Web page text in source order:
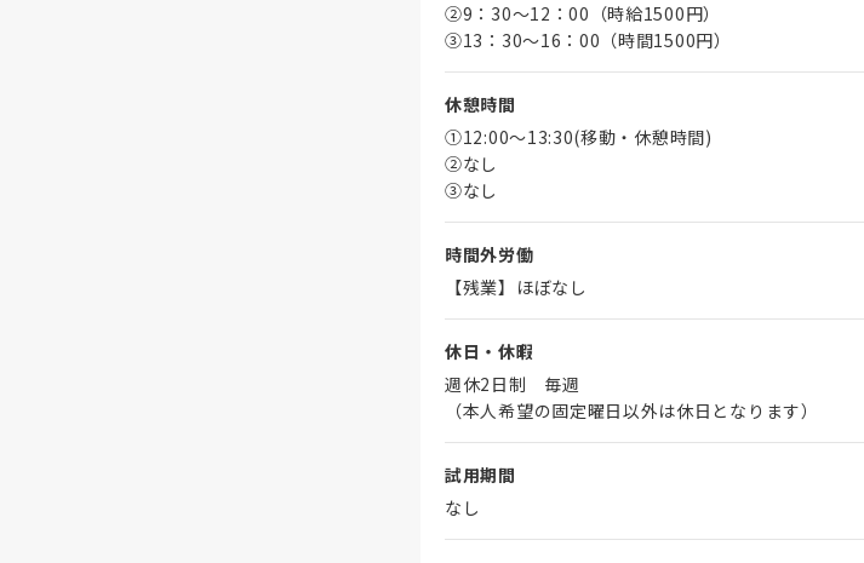
➁9：30～12：00（時給1500円）
③13：30～16：00（時間1500円）
休憩時間
①12:00～13:30(移動・休憩時間)
➁なし
③なし
時間外労働
【残業】ほぼなし
休日・休暇
週休2日制 毎週
（本人希望の固定曜日以外は休日となります）
試用期間
なし